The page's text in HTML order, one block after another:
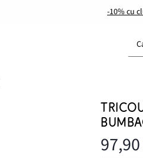
-10% cu